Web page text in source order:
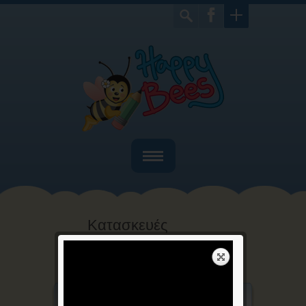
Home
Ποιοί είμαστε
Bιβλία
Κατασκευές
Home > Κατασκευές